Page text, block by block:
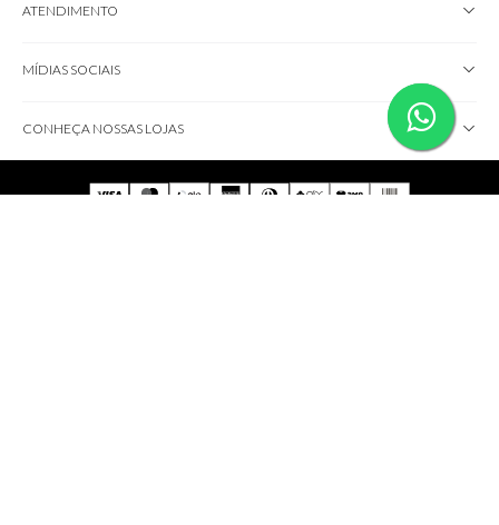
ATENDIMENTO
MÍDIAS SOCIAIS
CONHEÇA NOSSAS LOJAS